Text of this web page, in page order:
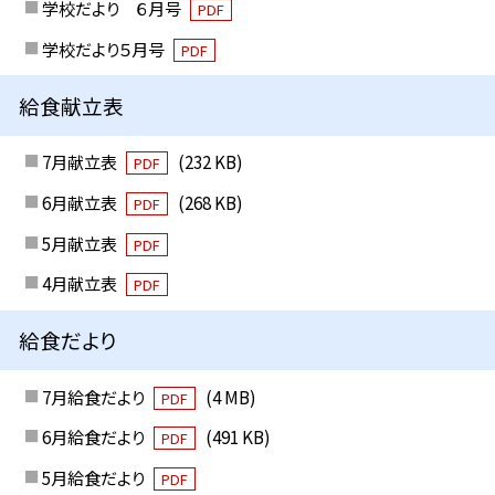
学校だより ６月号
PDF
学校だより５月号 PDF
給食献立表
7月献立表 PDF
(232 KB)
6月献立表
PDF
(268 KB)
5月献立表
PDF
4月献立表 PDF
給食だより
7月給食だより PDF
(4 MB)
6月給食だより
PDF
(491 KB)
5月給食だより
PDF